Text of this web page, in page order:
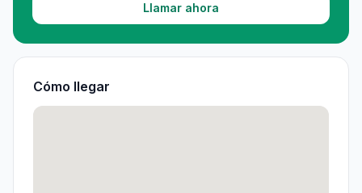
Llamar ahora
Cómo llegar